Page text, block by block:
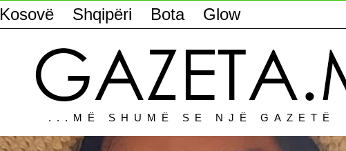
Kosovë Shqipëri Bota Glow
...MË SHUMË SE NJË GAZETË